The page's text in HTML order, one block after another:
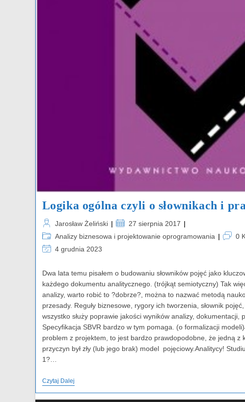
Logika ogólna czyli o słownikach i
Post
author:
Jarosław Żeliński
Post
published:
27 sierpnia 2017
Post
category:
Analizy biznesowa i projektowanie oprogramowania
Post0
Post
modified:
4 grudnia 2023
Dwa lata temu pisałem o budowaniu słowników pojęć jako
każdego dokumentu analitycznego. (trójkąt semiotyczny) Tak
analizy, warto robić to ?dobrze?, można to nazwać metodą
przesady. Reguły biznesowe, rygory ich tworzenia, słownik
wszystko służy poprawie jakości wyników analizy, dokumentacji,
Specyfikacja SBVR bardzo w tym pomaga. (o formalizacji
problem z projektem, to jest bardzo prawdopodobne, że jedną z
przyczyn był zły (lub jego brak) model pojęciowy.Analitycy!
1?…
Czytaj DalejLogika